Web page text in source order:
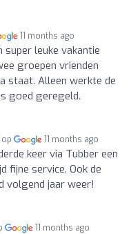
11 months ago
super leuke vakantie
groepen vrienden
staat. Alleen werkte de
goed geregeld.
11 months ago
keer via Tubber een
fijne service. Ook de
volgend jaar weer!
11 months ago